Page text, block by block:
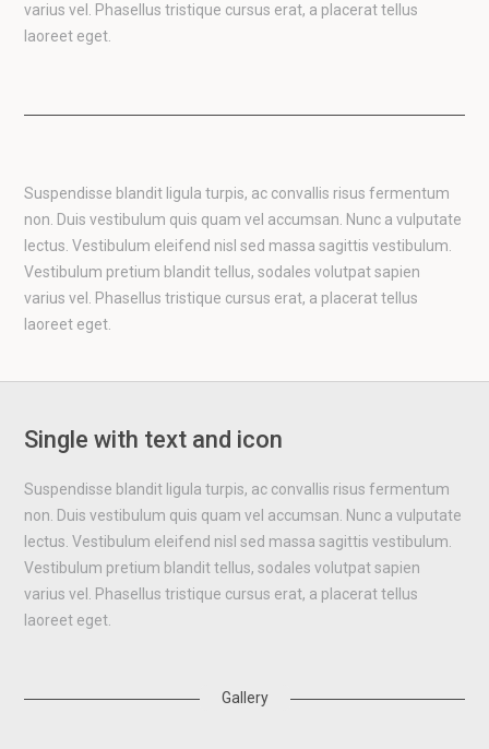
varius vel. Phasellus tristique cursus erat, a placerat tellus
laoreet eget.
Suspendisse blandit ligula turpis, ac convallis risus fermentum
non. Duis vestibulum quis quam vel accumsan. Nunc a vulputate
lectus. Vestibulum eleifend nisl sed massa sagittis vestibulum.
Vestibulum pretium blandit tellus, sodales volutpat sapien
varius vel. Phasellus tristique cursus erat, a placerat tellus
laoreet eget.
Single with text and icon
Suspendisse blandit ligula turpis, ac convallis risus fermentum
non. Duis vestibulum quis quam vel accumsan. Nunc a vulputate
lectus. Vestibulum eleifend nisl sed massa sagittis vestibulum.
Vestibulum pretium blandit tellus, sodales volutpat sapien
varius vel. Phasellus tristique cursus erat, a placerat tellus
laoreet eget.
Gallery